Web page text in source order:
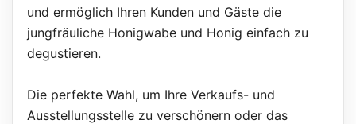
und ermöglich Ihren Kunden und Gäste die
jungfräuliche Honigwabe und Honig einfach zu
degustieren.
Die perfekte Wahl, um Ihre Verkaufs- und
Ausstellungsstelle zu verschönern oder das